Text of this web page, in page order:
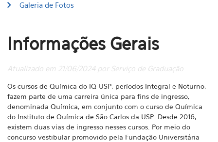
Galeria de Fotos
Informações Gerais
Atualizado em 21/06/2024 por Serviço de Graduação
Os cursos de Química do IQ-USP, períodos Integral e Noturno,
fazem parte de uma carreira única para fins de ingresso,
denominada Química, em conjunto com o curso de Química
do Instituto de Química de São Carlos da USP. Desde 2016,
existem duas vias de ingresso nesses cursos. Por meio do
concurso vestibular promovido pela Fundação Universitária